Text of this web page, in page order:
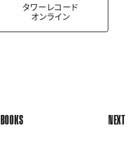
タワーレコード
オンライン
BOOKS NEXT